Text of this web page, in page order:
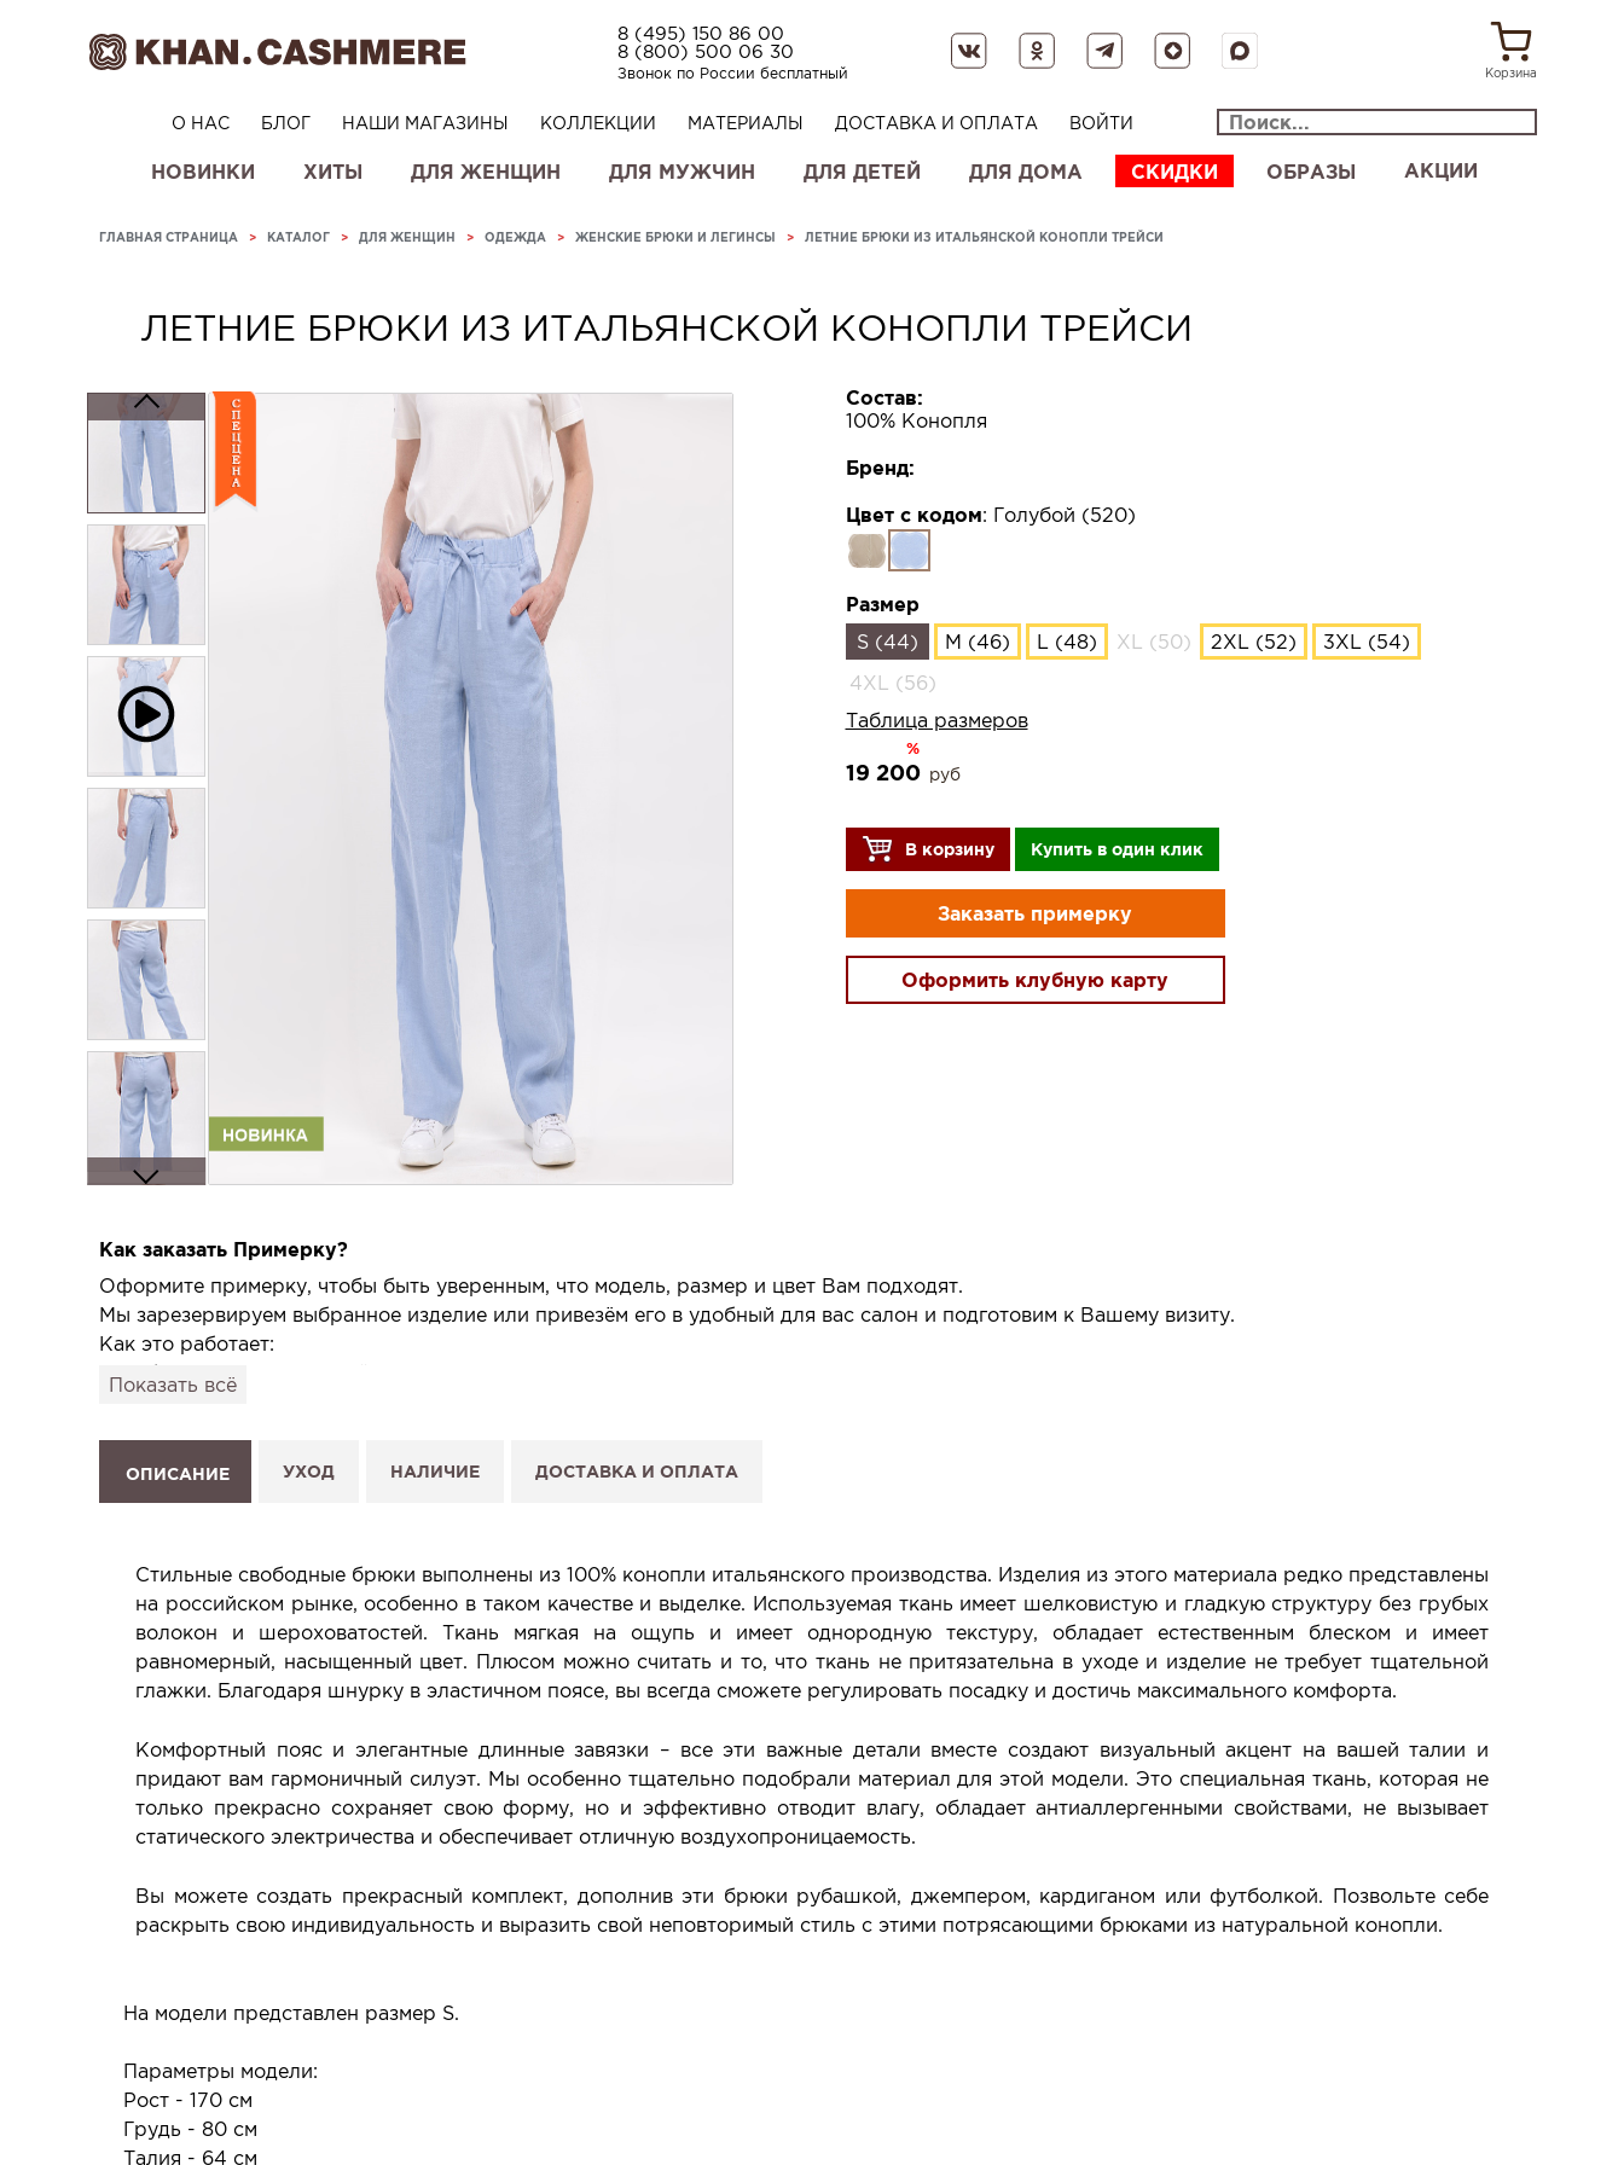
8 (495) 150 86 00
8 (800) 500 06 30
Звонок по России бесплатный Корзина
О НАС БЛОГ НАШИ МАГАЗИНЫ КОЛЛЕКЦИИ МАТЕРИАЛЫ ДОСТАВКА И ОПЛАТА ВОЙТИ
НОВИНКИ ХИТЫ ДЛЯ ЖЕНЩИН ДЛЯ МУЖЧИН ДЛЯ ДЕТЕЙ ДЛЯ ДОМА СКИДКИ ОБРАЗЫ АКЦИИ
ГЛАВНАЯ СТРАНИЦА > КАТАЛОГ > ДЛЯ ЖЕНЩИН > ОДЕЖДА > ЖЕНСКИЕ БРЮКИ И ЛЕГИНСЫ > ЛЕТНИЕ БРЮКИ ИЗ ИТАЛЬЯНСКОЙ КОНОПЛИ ТРЕЙСИ
ЛЕТНИЕ БРЮКИ ИЗ ИТАЛЬЯНСКОЙ КОНОПЛИ ТРЕЙСИ
Состав:
100% Конопля
Бренд:
Цвет с кодом: Голубой (520)
Размер
S (44)
M (46) L (48) XL (50) 2XL (52)
3XL (54)
4XL (56)
Таблица размеров
%
19 200 руб
В корзину Купить в один клик
Заказать примерку
Оформить клубную карту
Как заказать Примерку?
Оформите примерку, чтобы быть уверенным, что модель, размер и цвет Вам подходят.
Мы зарезервируем выбранное изделие или привезём его в удобный для вас салон и подготовим к Вашему визиту.
Как это работает:
1. Выберите изделие на сайте.
Показать всё
ОПИСАНИЕ УХОД НАЛИЧИЕ ДОСТАВКА И ОПЛАТА
Стильные свободные брюки выполнены из 100% конопли итальянского производства. Изделия из этого материала редко представлены
на российском рынке, особенно в таком качестве и выделке. Используемая ткань имеет шелковистую и гладкую структуру без грубых
волокон и шероховатостей. Ткань мягкая на ощупь и имеет однородную текстуру, обладает естественным блеском и имеет
равномерный, насыщенный цвет. Плюсом можно считать и то, что ткань не притязательна в уходе и изделие не требует тщательной
глажки. Благодаря шнурку в эластичном поясе, вы всегда сможете регулировать посадку и достичь максимального комфорта.
Комфортный пояс и элегантные длинные завязки – все эти важные детали вместе создают визуальный акцент на вашей талии и
придают вам гармоничный силуэт. Мы особенно тщательно подобрали материал для этой модели. Это специальная ткань, которая не
только прекрасно сохраняет свою форму, но и эффективно отводит влагу, обладает антиаллергенными свойствами, не вызывает
статического электричества и обеспечивает отличную воздухопроницаемость.
Вы можете создать прекрасный комплект, дополнив эти брюки рубашкой, джемпером, кардиганом или футболкой. Позвольте себе
раскрыть свою индивидуальность и выразить свой неповторимый стиль с этими потрясающими брюками из натуральной конопли.
На модели представлен размер S.
Параметры модели:
Рост - 170 см
Грудь - 80 см
Талия - 64 см